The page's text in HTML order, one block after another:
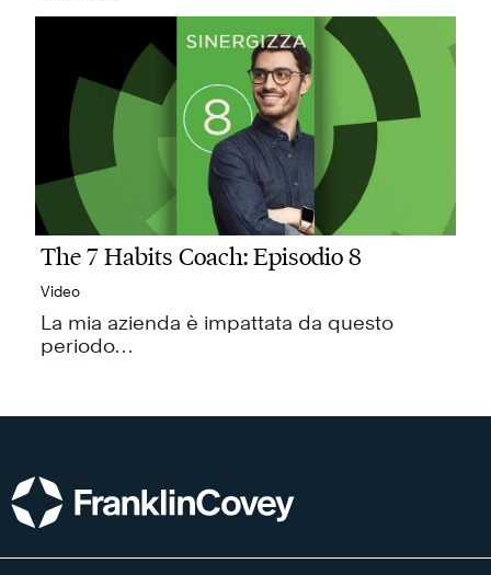
Quando il cambiamento accelera, i team
non hanno…
The 7 Habits Coach: Episodio 8
Video
La mia azienda è impattata da questo
periodo…